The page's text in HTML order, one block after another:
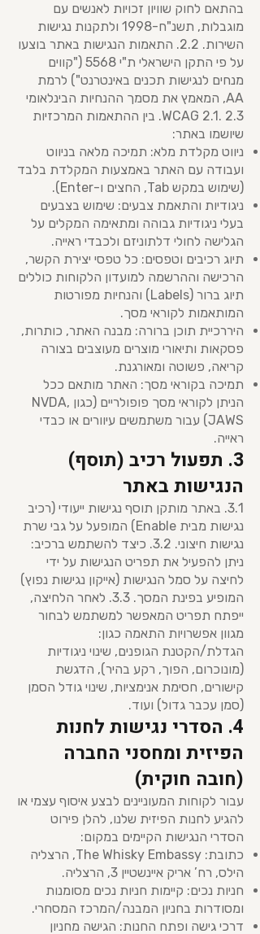
בהתאם לחוק שוויון זכויות לאנשים עם
מוגבלות, תשנ"ח-1998 ולתקנות נגישות
השירות. 2.2. התאמות הנגישות באתר בוצעו
על פי התקן הישראלי ת"י 5568 ("קווים
מנחים לנגישות תכנים באינטרנט") לרמת
AA, המאמץ את מסמך ההנחיות הבינלאומי
WCAG 2.1. 2.3. בין ההתאמות המרכזיות
שיושמו באתר:
ניווט מקלדת מלא: תמיכה מלאה בניווט
ועבודה עם האתר באמצעות המקלדת בלבד
(שימוש במקש Tab, החצים ו-Enter).
ניגודיות והתאמת צבעים: שימוש בצבעים
בעלי ניגודיות גבוהה ומתאימה המקלים על
הגלישה לחולי דלתוניזם ולכבדי ראייה.
תיוג רכיבים וטפסים: כל טפסי יצירת הקשר,
הרכישה וההרשמה למועדון הלקוחות כוללים
תיוג ברור (Labels) והנחיות מפורטות
המותאמות לקוראי מסך.
היררכיית תוכן ברורה: מבנה האתר, כותרות,
פסקאות ותיאורי מוצרים מעוצבים בצורה
קריאה, פשוטה ומאורגנת.
תמיכה בקוראי מסך: האתר מותאם ככל
הניתן לקוראי מסך פופולריים (כגון NVDA,
JAWS) עבור משתמשים עיוורים או כבדי
ראייה.
3. תפעול רכיב (תוסף)
הנגישות באתר
3.1. באתר מותקן תוסף נגישות ייעודי (רכיב
נגישות מבית Enable) המופעל על גבי שרת
נגישות חיצוני. 3.2. כיצד להשתמש ברכיב:
ניתן להפעיל את תפריט הנגישות על ידי
לחיצה על סמל הנגישות (אייקון נגישות נפוץ)
המופיע בפינת המסך. 3.3. לאחר הלחיצה,
ייפתח תפריט המאפשר למשתמש לבחור
מגוון אפשרויות התאמה כגון:
הגדלת/הקטנת הגופנים, שינוי ניגודיות
(מונוכרום, הפוך, רקע בהיר), הדגשת
קישורים, חסימת אנימציות, שינוי גודל הסמן
(סמן עכבר גדול) ועוד.
4. הסדרי נגישות לחנות
הפיזית ומחסני החברה
(חובה חוקית)
עבור לקוחות המעוניינים לבצע איסוף עצמי או
להגיע לחנות הפיזית שלנו, להלן פירוט
הסדרי הנגישות הקיימים במקום:
כתובת: The Whisky Embassy, הרצליה
הילס, רח’ אריק איינשטיין 3, הרצליה.
חניות נכים: קיימות חניות נכים מסומנות
ומסודרות בחניון המבנה/המרכז המסחרי.
דרכי גישה ופתח החנות: הגישה מחניון